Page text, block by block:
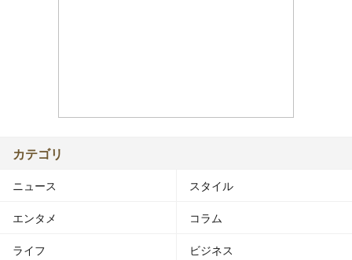
カテゴリ
ニュース スタイル
エンタメ コラム
ライフ ビジネス